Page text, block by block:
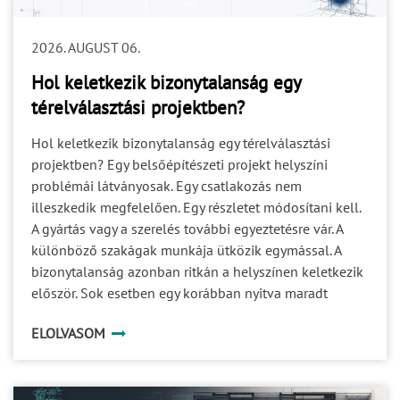
2026. AUGUST 06.
Hol keletkezik bizonytalanság egy
térelválasztási projektben?
Hol keletkezik bizonytalanság egy térelválasztási
projektben? Egy belsőépítészeti projekt helyszíni
problémái látványosak. Egy csatlakozás nem
illeszkedik megfelelően. Egy részletet módosítani kell.
A gyártás vagy a szerelés további egyeztetésre vár. A
különböző szakágak munkája ütközik egymással. A
bizonytalanság azonban ritkán a helyszínen keletkezik
először. Sok esetben egy korábban nyitva maradt
a tervezés során még kisebb részletnek tűnik, az a
ELOLVASOM